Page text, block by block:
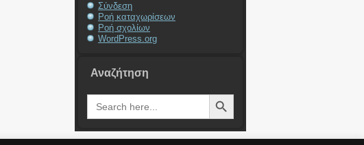
Σύνδεση
Ροή καταχωρίσεων
Ροή σχολίων
WordPress.org
Αναζήτηση
Search
for:
Search Button